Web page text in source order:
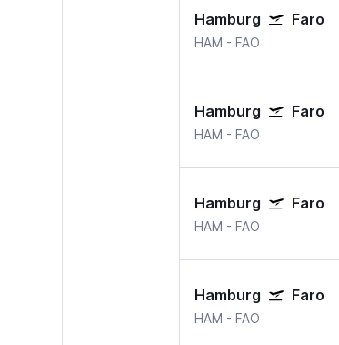
Hamburg Faro
HAM - FAO
Hamburg Faro
HAM - FAO
Hamburg Faro
HAM - FAO
Hamburg Faro
HAM - FAO